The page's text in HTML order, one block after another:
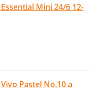
Mini 24/6 12-
Pastel No.10 a